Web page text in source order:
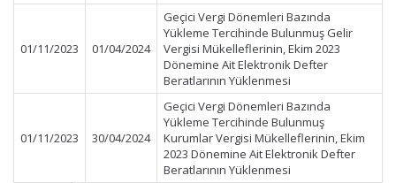
01/11/2023 01/04/2024
Geçici Vergi Dönemleri Bazında
Yükleme Tercihinde Bulunmuş Gelir
Vergisi Mükelleflerinin, Ekim 2023
Dönemine Ait Elektronik Defter
Beratlarının Yüklenmesi
01/11/2023 30/04/2024
Geçici Vergi Dönemleri Bazında
Yükleme Tercihinde Bulunmuş
Kurumlar Vergisi Mükelleflerinin, Ekim
2023 Dönemine Ait Elektronik Defter
Beratlarının Yüklenmesi